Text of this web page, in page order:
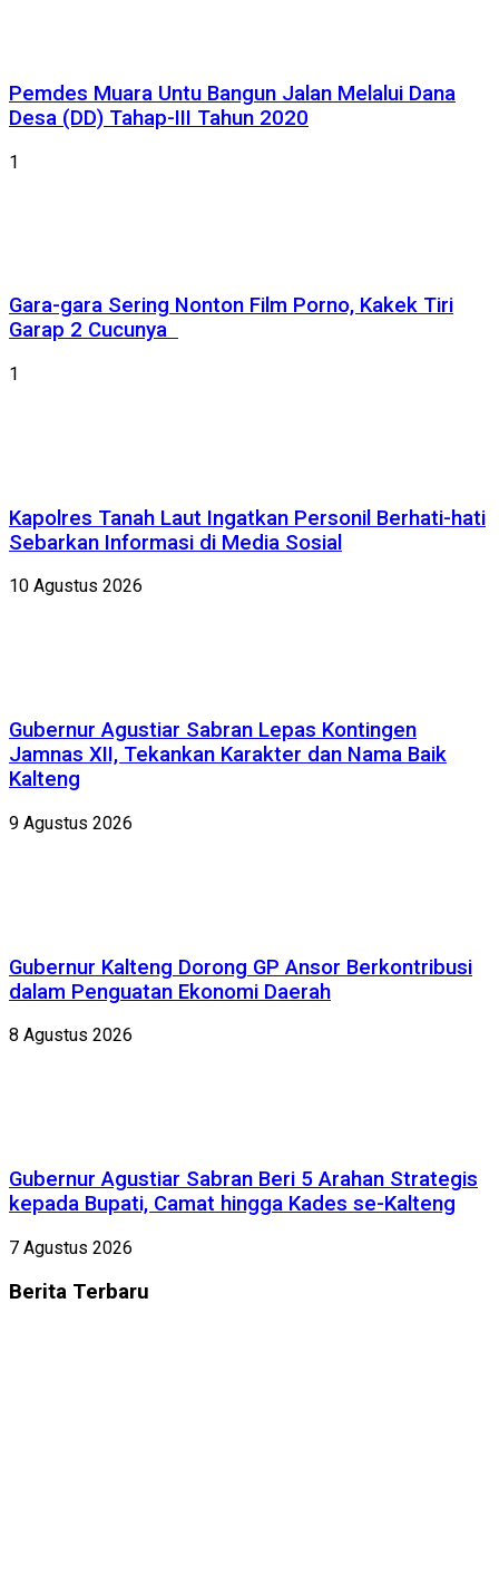
Pemdes Muara Untu Bangun Jalan Melalui Dana
Desa (DD) Tahap-III Tahun 2020
1
Gara-gara Sering Nonton Film Porno, Kakek Tiri
Garap 2 Cucunya
1
Kapolres Tanah Laut Ingatkan Personil Berhati-hati
Sebarkan Informasi di Media Sosial
10 Agustus 2026
Gubernur Agustiar Sabran Lepas Kontingen
Jamnas XII, Tekankan Karakter dan Nama Baik
Kalteng
9 Agustus 2026
Gubernur Kalteng Dorong GP Ansor Berkontribusi
dalam Penguatan Ekonomi Daerah
8 Agustus 2026
Gubernur Agustiar Sabran Beri 5 Arahan Strategis
kepada Bupati, Camat hingga Kades se-Kalteng
7 Agustus 2026
Berita Terbaru